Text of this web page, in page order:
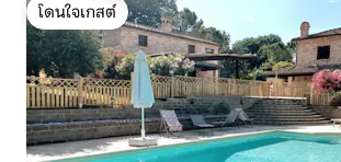
โดนใจเกสต์
โดนใจเกสต์